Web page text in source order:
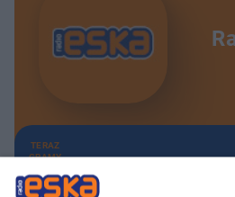
TERAZ
GRAMY